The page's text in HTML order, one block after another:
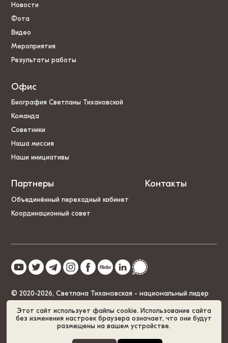
Этот сайт использует файлы cookie. Использование сайта
без изменения настроек браузера означает, что они будут
размещены на вашем устройстве.
Новости
Фота
Видео
Мероприятия
Результаты работы
Офис
Биография Светланы Тихановской
Команда
Советники
Наша миссия
Наши инициативы
Партнеры
Объединённый переходный кабинет
Координационный совет
Контакты
© 2020-2026, Светлана Тихановская - национальный лидер